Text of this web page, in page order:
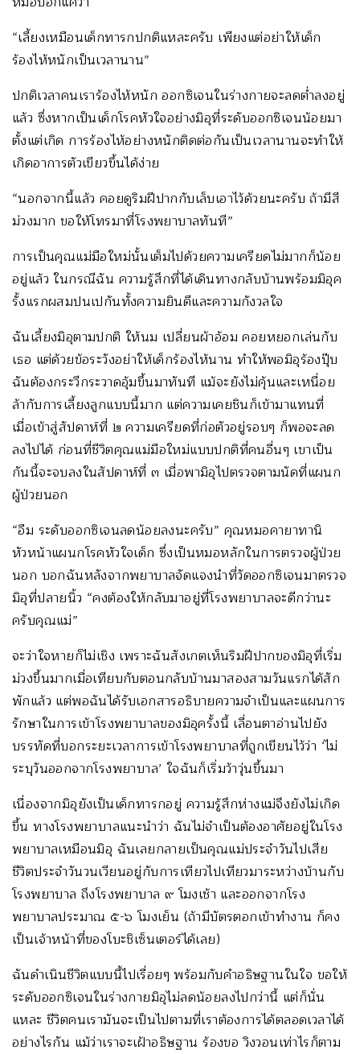
“เลี้ยงเหมือนเด็กทารกปกติแหละครับ เพียงแต่อย่าให้เด็ก
ร้องไห้หนักเป็นเวลานาน”
ปกติเวลาคนเราร้องไห้หนัก ออกซิเจนในร่างกายจะลดต่ำลงอยู่
แล้ว ซึ่งหากเป็นเด็กโรคหัวใจอย่างมิอุที่ระดับออกซิเจนน้อยมา
ตั้งแต่เกิด การร้องไห้อย่างหนักติดต่อกันเป็นเวลานานจะทำให้
เกิดอาการตัวเขียวขึ้นได้ง่าย
“นอกจากนี้แล้ว คอยดูริมฝีปากกับเล็บเอาไว้ด้วยนะครับ ถ้ามีสี
ม่วงมาก ขอให้โทรมาที่โรงพยาบาลทันที”
การเป็นคุณแม่มือใหม่นั้นเต็มไปด้วยความเครียดไม่มากก็น้อย
อยู่แล้ว ในกรณีฉัน ความรู้สึกที่ได้เดินทางกลับบ้านพร้อมมิอุค
รั้งแรกผสมปนเปกันทั้งความยินดีและความกังวลใจ
ฉันเลี้ยงมิอุตามปกติ ให้นม เปลี่ยนผ้าอ้อม คอยหยอกเล่นกับ
เธอ แต่ด้วยข้อระวังอย่าให้เด็กร้องไห้นาน ทำให้พอมิอุร้องปุ๊บ
ฉันต้องกระวีกระวาดอุ้มขึ้นมาทันที แม้จะยังไม่คุ้นและเหนื่อย
ล้ากับการเลี้ยงลูกแบบนี้มาก แต่ความเคยชินก็เข้ามาแทนที่
เมื่อเข้าสู่สัปดาห์ที่ ๒ ความเครียดที่ก่อตัวอยู่รอบๆ ก็พอจะลด
ลงไปได้ ก่อนที่ชีวิตคุณแม่มือใหม่แบบปกติที่คนอื่นๆ เขาเป็น
กันนี้จะจบลงในสัปดาห์ที่ ๓ เมื่อพามิอุไปตรวจตามนัดที่แผนก
ผู้ป่วยนอก
“อืม ระดับออกซิเจนลดน้อยลงนะครับ” คุณหมอคายาทานิ
หัวหน้าแผนกโรคหัวใจเด็ก ซึ่งเป็นหมอหลักในการตรวจผู้ป่วย
นอก บอกฉันหลังจากพยาบาลจัดแจงนำที่วัดออกซิเจนมาตรวจ
มิอุที่ปลายนิ้ว “คงต้องให้กลับมาอยู่ที่โรงพยาบาลจะดีกว่านะ
ครับคุณแม่”
จะว่าใจหายก็ไม่เชิง เพราะฉันสังเกตเห็นริมฝีปากของมิอุที่เริ่ม
ม่วงขึ้นมากเมื่อเทียบกับตอนกลับบ้านมาสองสามวันแรกได้สัก
พักแล้ว แต่พอฉันได้รับเอกสารอธิบายความจำเป็นและแผนการ
รักษาในการเข้าโรงพยาบาลของมิอุครั้งนี้ เลื่อนตาอ่านไปยัง
บรรทัดที่บอกระยะเวลาการเข้าโรงพยาบาลที่ถูกเขียนไว้ว่า ‘ไม่
ระบุวันออกจากโรงพยาบาล’ ใจฉันก็เริ่มว้าวุ่นขึ้นมา
เนื่องจากมิอุยังเป็นเด็กทารกอยู่ ความรู้สึกห่างแม่จึงยังไม่เกิด
ขึ้น ทางโรงพยาบาลแนะนำว่า ฉันไม่จำเป็นต้องอาศัยอยู่ในโรง
พยาบาลเหมือนมิอุ ฉันเลยกลายเป็นคุณแม่ประจำวันไปเสีย
ชีวิตประจำวันวนเวียนอยู่กับการเทียวไปเทียวมาระหว่างบ้านกับ
โรงพยาบาล ถึงโรงพยาบาล ๙ โมงเช้า และออกจากโรง
พยาบาลประมาณ​ ๕-๖ โมงเย็น (ถ้ามีบัตรตอกเข้าทำงาน ก็คง
เป็นเจ้าหน้าที่ของโบะชิเซ็นเตอร์ได้เลย)
ฉันดำเนินชีวิตแบบนี้ไปเรื่อยๆ พร้อมกับคำอธิษฐานในใจ ขอให้
ระดับออกซิเจนในร่างกายมิอุไม่ลดน้อยลงไปกว่านี้ แต่ก็นั่น
แหละ ชีวิตคนเรามันจะเป็นไปตามที่เราต้องการได้ตลอดเวลาได้
อย่างไรกัน แม้ว่าเราจะเฝ้าอธิษฐาน ร้องขอ วิงวอนเท่าไรก็ตาม